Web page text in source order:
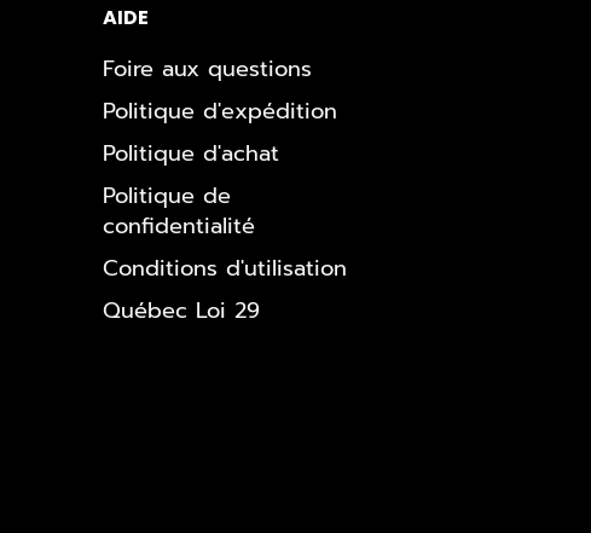
AIDE
Foire aux questions
Politique d'expédition
Politique d'achat
Politique de
confidentialité
Conditions d'utilisation
Québec Loi 29